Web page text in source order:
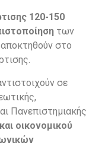
120-150
των
στο
σε
Πανεπιστημιακής
οικονομικού